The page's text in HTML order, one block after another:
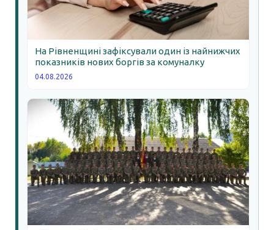
На Рівненщині зафіксували один із найнижчих
показників нових боргів за комуналку
04.08.2026